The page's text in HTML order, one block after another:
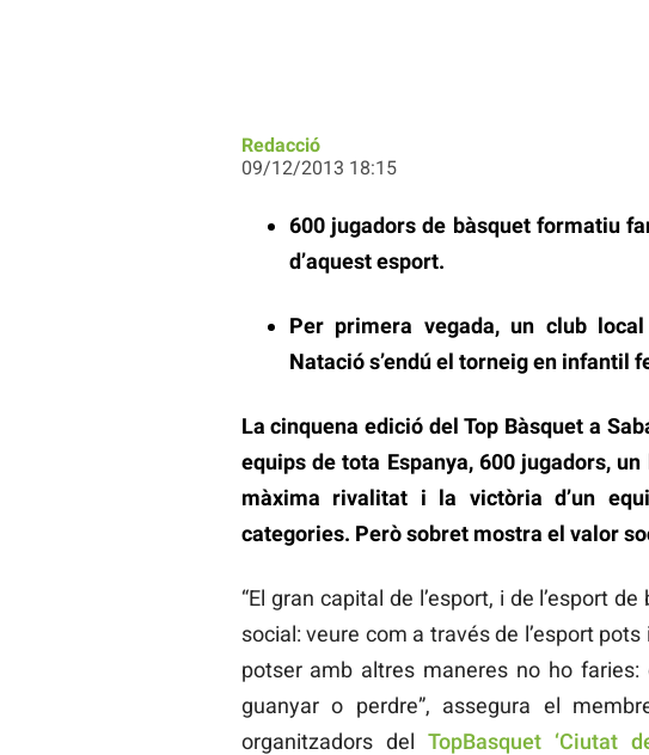
Redacció
09/12/2013 18:15
600 jugadors de bàsquet formatiu
d’aquest esport.
Per primera vegada, un club
Natació s’endú el torneig en infantil
La cinquena edició del Top Bàsquet a
equips de tota Espanya, 600 jugadors,
màxima rivalitat i la victòria d’un
categories. Però sobret mostra el valor
“El gran capital de l’esport, i de l’esport
social: veure com a través de l’esport
potser amb altres maneres no ho
guanyar o perdre”, assegura el
organitzadors delTopBasquet ‘Ciutat